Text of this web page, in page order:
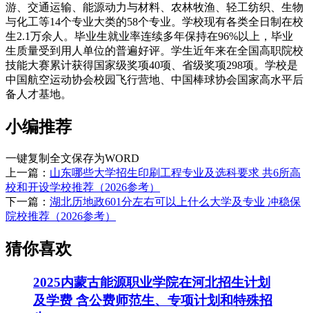
游、交通运输、能源动力与材料、农林牧渔、轻工纺织、生物
与化工等14个专业大类的58个专业。学校现有各类全日制在校
生2.1万余人。毕业生就业率连续多年保持在96%以上，毕业
生质量受到用人单位的普遍好评。学生近年来在全国高职院校
技能大赛累计获得国家级奖项40项、省级奖项298项。学校是
中国航空运动协会校园飞行营地、中国棒球协会国家高水平后
备人才基地。
小编推荐
一键复制全文保存为WORD
上一篇： 山东哪些大学招生印刷工程专业及选科要求 共6所高
校和开设学校推荐（2026参考）
下一篇： 湖北历地政601分左右可以上什么大学及专业 冲稳保
院校推荐（2026参考）
猜你喜欢
2025内蒙古能源职业学院在河北招生计划
及学费 含公费师范生、专项计划和特殊招